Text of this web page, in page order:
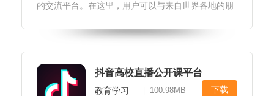
的交流平台。在这里，用户可以与来自世界各地的朋
好，或者参与各种主题活动和讨论。软件玩法1.创建
直播房间：用户可以创建自己的直
抖音高校直播公开课平台
教育学习 100.98MB 下载